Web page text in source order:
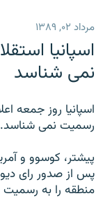
اصلی
رفتن
صفحه
انتخاب کنید و بشنوید
فرکانس‌ها
پادکست
گزارش‌های تصویری
زنان فردا
English
به ما بپیوندید
مرداد ۰۲, ۱۳۸۹
اسپانيا
نمی شناسد
اسپانيا روز جمعه
رسميت نمی شناسد.
پيشتر، کوسوو و
پس از صدور رای
منطقه را به رسميت